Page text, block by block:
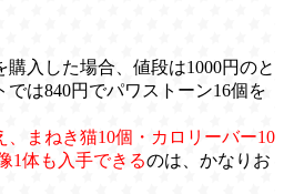
入した場合、値段は1000円のと
は840円でパワストーン16個を
、まねき猫10個・カロリーバー10
1体も入手できるのは、かなりお